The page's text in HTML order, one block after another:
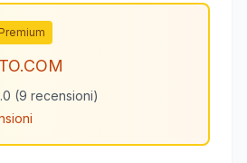
(9 recensioni)